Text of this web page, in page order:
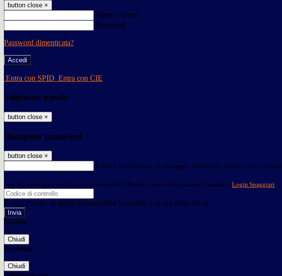
button close ×
Nome Utente
Password
Password dimenticata?
-
Entra con SPID Entra con CIE
Seleziona utente
button close ×
Recupero password
button close ×
E-mail Verrà inviato un messaggio all'indirizzo indicato con le
Non hai una e-mail associata al nome utente? Effettua il reset della password tramite la Login Spaggiari
E-mail inviata, si prega di controllare la casella di posta elettronica!
Errore
Chiudi
Successo
Chiudi